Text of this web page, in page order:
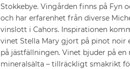
Stokkebye. Vingården finns på Fyn
och har erfarenhet från diverse
vinslott i Cahors. Inspirationen
vinet Stella Mary gjort på pinot noir
på jästfällningen. Vinet bjuder på
mineralsälta – tillräckligt smakrikt